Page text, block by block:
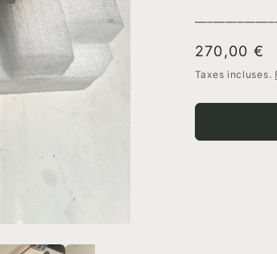
injection
Prix
habituel
270,00 €
Taxes incluses.